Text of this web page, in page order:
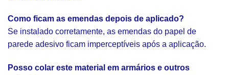
Como ficam as emendas depois de aplicado?
Se instalado corretamente, as emendas do papel de
parede adesivo ficam imperceptíveis após a aplicação.
Posso colar este material em armários e outros